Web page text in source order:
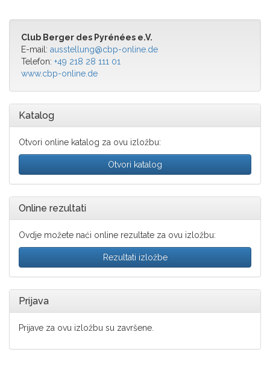
Club Berger des Pyrénées e.V.
E-mail: ausstellung@cbp-online.de
Telefon: +49 218 28 111 01
www.cbp-online.de
Katalog
Otvori online katalog za ovu izložbu:
Otvori katalog
Online rezultati
Ovdje možete naći online rezultate za ovu izložbu:
Rezultati izložbe
Prijava
Prijave za ovu izložbu su završene.